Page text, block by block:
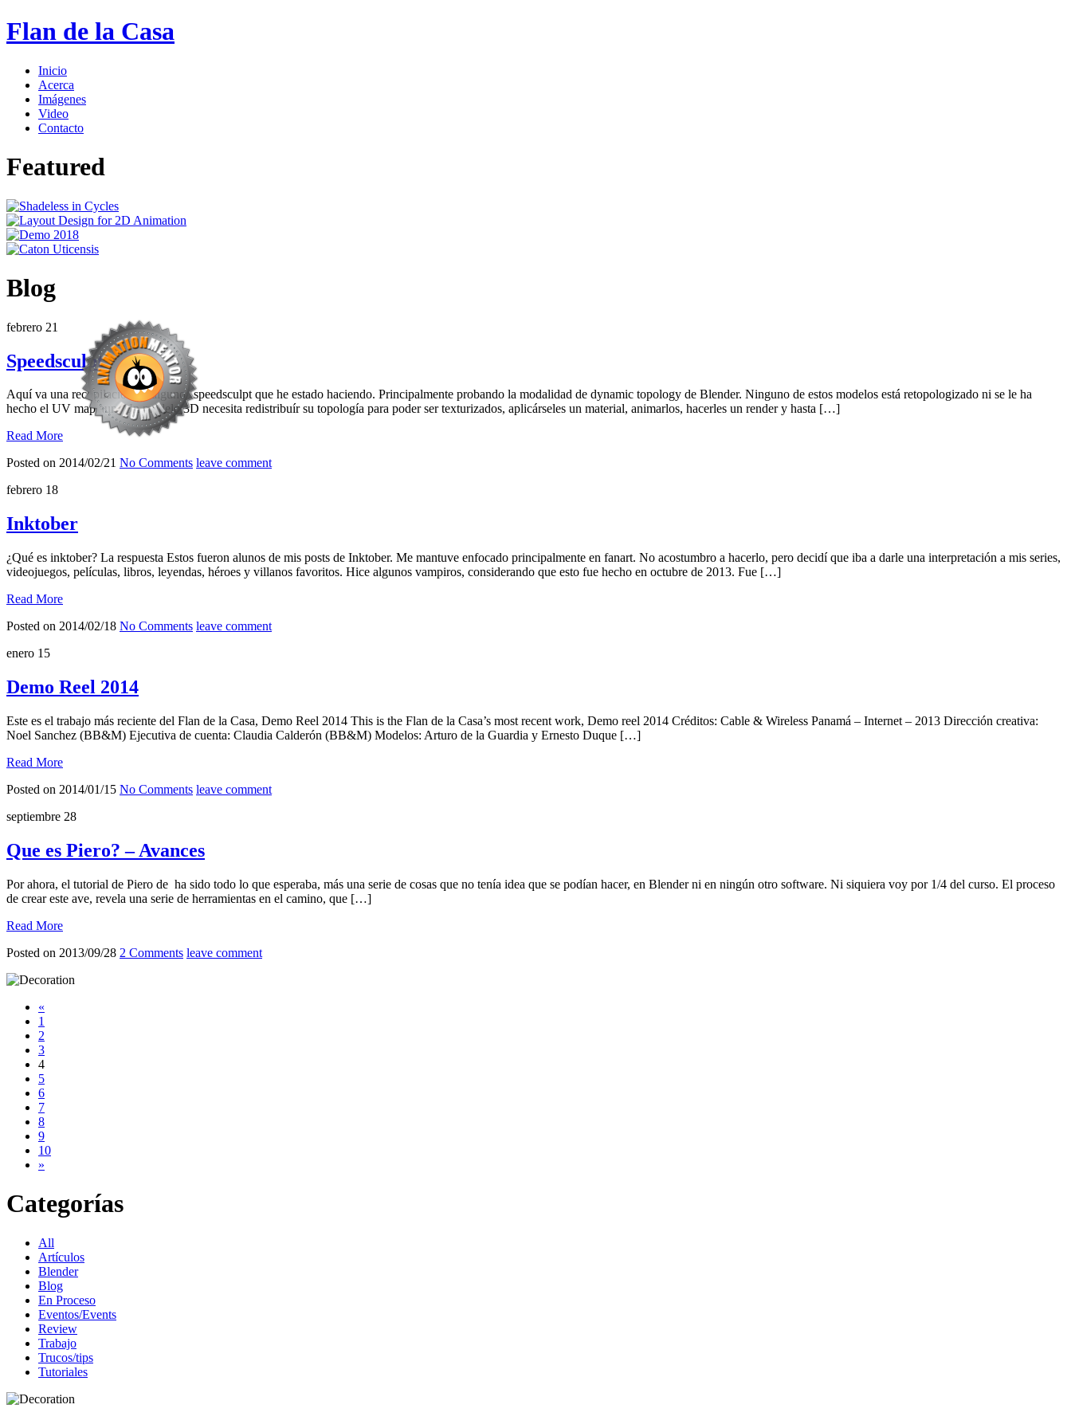
Flan de la Casa
Inicio
Acerca
Imágenes
Video
Contacto
Featured
Blog
febrero 21
Speedsculpt
Aquí va una recopilación de algunos speedsculpt que he estado haciendo. Principalmente probando la modalidad de dynamic topology de Blender. Ninguno de estos modelos está retopologizado ni se le ha
hecho el UV map aun. Un modelo 3D necesita redistribuír su topología para poder ser texturizados, aplicárseles un material, animarlos, hacerles un render y hasta […]
Read More
Posted on 2014/02/21 No Comments leave comment
febrero 18
Inktober
¿Qué es inktober? La respuesta Estos fueron alunos de mis posts de Inktober. Me mantuve enfocado principalmente en fanart. No acostumbro a hacerlo, pero decidí que iba a darle una interpretación a mis series,
videojuegos, películas, libros, leyendas, héroes y villanos favoritos. Hice algunos vampiros, considerando que esto fue hecho en octubre de 2013. Fue […]
Read More
Posted on 2014/02/18 No Comments leave comment
enero 15
Demo Reel 2014
Este es el trabajo más reciente del Flan de la Casa, Demo Reel 2014 This is the Flan de la Casa’s most recent work, Demo reel 2014 Créditos: Cable & Wireless Panamá – Internet – 2013 Dirección creativa:
Noel Sanchez (BB&M) Ejecutiva de cuenta: Claudia Calderón (BB&M) Modelos: Arturo de la Guardia y Ernesto Duque […]
Read More
Posted on 2014/01/15 No Comments leave comment
septiembre 28
Que es Piero? – Avances
Por ahora, el tutorial de Piero de ha sido todo lo que esperaba, más una serie de cosas que no tenía idea que se podían hacer, en Blender ni en ningún otro software. Ni siquiera voy por 1/4 del curso. El proceso
de crear este ave, revela una serie de herramientas en el camino, que […]
Read More
Posted on 2013/09/28 2 Comments leave comment
«
1
2
3
4
5
6
7
8
9
10
»
Categorías
All
Artículos
Blender
Blog
En Proceso
Eventos/Events
Review
Trabajo
Trucos/tips
Tutoriales